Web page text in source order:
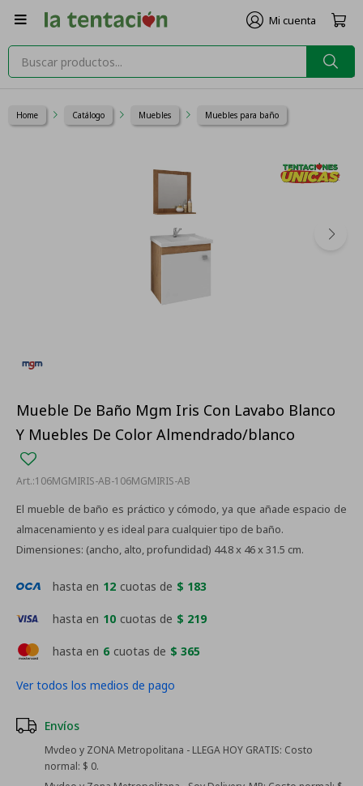

Home Catálogo Muebles Muebles para baño
Mueble De Baño Mgm Iris Con Lavabo Blanco
Y Muebles De Color Almendrado/blanco
106MGMIRIS-AB-106MGMIRIS-AB
El mueble de baño es práctico y cómodo, ya que añade espacio de
almacenamiento y es ideal para cualquier tipo de baño.
Dimensiones: (ancho, alto, profundidad) 44.8 x 46 x 31.5 cm.
hasta en 6 cuotas de $ 365
hasta en 12 cuotas de $ 183
hasta en 10 cuotas de $ 219
Ver todos los medios de pago
Envíos
Mvdeo y ZONA Metropolitana - LLEGA HOY GRATIS: Costo
normal: $ 0.